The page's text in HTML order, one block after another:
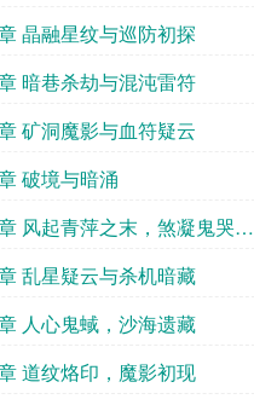
晶融星纹与巡防初探
暗巷杀劫与混沌雷符
矿洞魔影与血符疑云
破境与暗涌
风起青萍之末，煞凝鬼哭之
乱星疑云与杀机暗藏
人心鬼蜮，沙海遗藏
道纹烙印，魔影初现